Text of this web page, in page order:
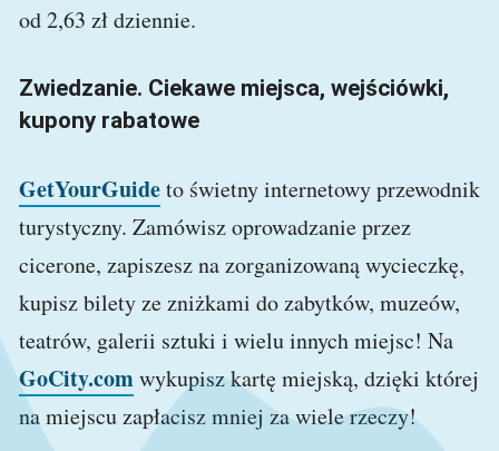
od 2,63 zł dziennie.
Zwiedzanie. Ciekawe miejsca, wejściówki,
kupony rabatowe
GetYourGuideto świetny internetowy przewodnik
turystyczny. Zamówisz oprowadzanie przez
cicerone, zapiszesz na zorganizowaną wycieczkę,
kupisz bilety ze zniżkami do zabytków, muzeów,
teatrów, galerii sztuki i wielu innych miejsc! Na
GoCity.comwykupisz kartę miejską, dzięki której
na miejscu zapłacisz mniej za wiele rzeczy!